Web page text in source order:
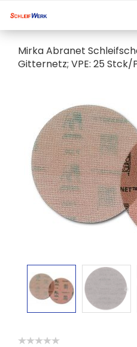
Mirka Abranet
Gitternetz; VPE: 25 Stck/